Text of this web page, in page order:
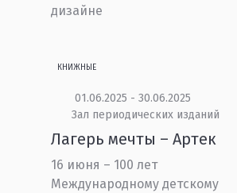
дизайне
КНИЖНЫЕ
01.06.2025 - 30.06.2025
Зал периодических изданий
Лагерь мечты – Артек
16 июня – 100 лет
Международному детскому